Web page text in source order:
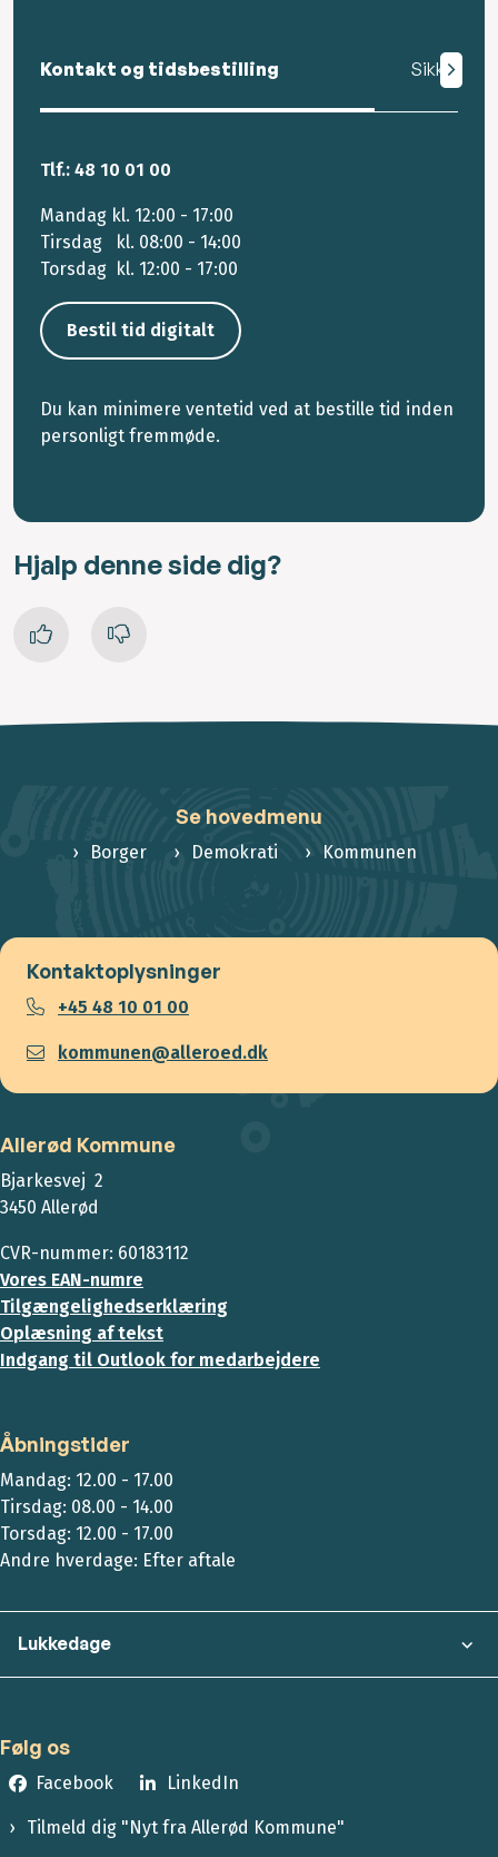
Kontakt og tidsbestilling Sikker mail
Tlf.: 48 10 01 00
Mandag kl. 12:00 - 17:00
Tirsdag kl. 08:00 - 14:00
Torsdag kl. 12:00 - 17:00
Bestil tid digitalt
Du kan minimere ventetid ved at bestille tid inden
personligt fremmøde.
Hjalp denne side dig?
Se hovedmenu
Borger Demokrati Kommunen
Kontaktoplysninger
+45 48 10 01 00
kommunen@alleroed.dk
Allerød Kommune
Bjarkesvej 2
3450 Allerød
CVR-nummer: 60183112
Vores EAN-numre
Tilgængelighedserklæring
Oplæsning af tekst
Indgang til Outlook for medarbejdere
Åbningstider
Mandag: 12.00 - 17.00
Tirsdag: 08.00 - 14.00
Torsdag: 12.00 - 17.00
Andre hverdage: Efter aftale
Lukkedage
Følg os
Facebook LinkedIn
Tilmeld dig "Nyt fra Allerød Kommune"